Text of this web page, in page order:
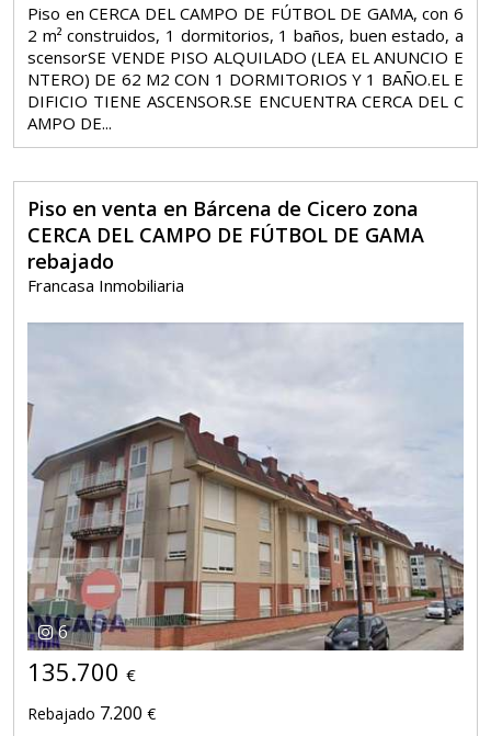
Piso en CERCA DEL CAMPO DE FÚTBOL DE GAMA, con 6
2 m² construidos, 1 dormitorios, 1 baños, buen estado, a
scensorSE VENDE PISO ALQUILADO (LEA EL ANUNCIO E
NTERO) DE 62 M2 CON 1 DORMITORIOS Y 1 BAÑO.EL E
DIFICIO TIENE ASCENSOR.SE ENCUENTRA CERCA DEL C
AMPO DE...
Piso en venta en Bárcena de Cicero zona
CERCA DEL CAMPO DE FÚTBOL DE GAMA
rebajado
Francasa Inmobiliaria
6
135.700 €
Rebajado 7.200 €